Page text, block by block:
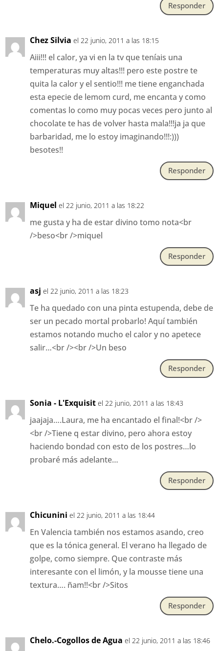
Responder
Chez Silvia el 22 junio, 2011 a las 18:15
Aiii!!! el calor, ya vi en la tv que teníais una
temperaturas muy altas!!! pero este postre te
quita la calor y el sentio!!! me tiene enganchada
esta epecie de lemom curd, me encanta y como
comentas lo como muy pocas veces pero junto al
chocolate te has de volver hasta mala!!!ja ja que
barbaridad, me lo estoy imaginando!!!:)))
besotes!!
Responder
Miquel el 22 junio, 2011 a las 18:22
me gusta y ha de estar divino tomo nota<br
/>beso<br />miquel
Responder
asj el 22 junio, 2011 a las 18:23
Te ha quedado con una pinta estupenda, debe de
ser un pecado mortal probarlo! Aquí también
estamos notando mucho el calor y no apetece
salir…<br /><br />Un beso
Responder
Sonia - L'Exquisit el 22 junio, 2011 a las 18:43
jaajaja….Laura, me ha encantado el final!<br />
<br />Tiene q estar divino, pero ahora estoy
haciendo bondad con esto de los postres…lo
probaré más adelante…
Responder
Chicunini el 22 junio, 2011 a las 18:44
En Valencia también nos estamos asando, creo
que es la tónica general. El verano ha llegado de
golpe, como siempre. Que contraste más
interesante con el limón, y la mousse tiene una
textura…. ñam!!<br />Sitos
Responder
Chelo.-Cogollos de Agua el 22 junio, 2011 a las 18:46